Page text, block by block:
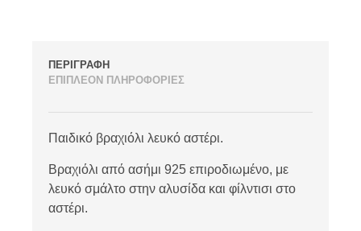
ΠΕΡΙΓΡΑΦΗ
ΕΠΙΠΛΕΟΝ ΠΛΗΡΟΦΟΡΙΕΣ
Παιδικό βραχιόλι λευκό αστέρι.
Βραχιόλι από ασήμι 925 επιροδιωμένο, με
λευκό σμάλτο στην αλυσίδα και φίλντισι στο
αστέρι.